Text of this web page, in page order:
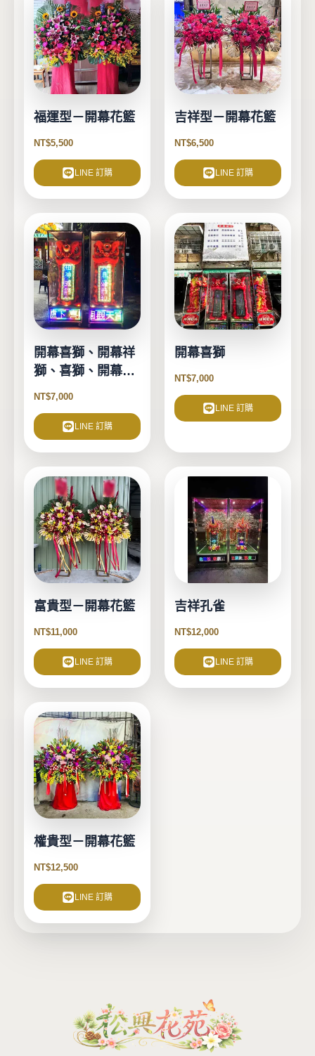
福運型－開幕花籃
NT$5,500
LINE 訂購
吉祥型－開幕花籃
NT$6,500
LINE 訂購
開幕喜獅、開幕祥
獅、喜獅、開幕、
動土、慶典活動、
NT$7,000
LINE 訂購
開幕喜獅
NT$7,000
LINE 訂購
富貴型－開幕花籃
NT$11,000
LINE 訂購
吉祥孔雀
NT$12,000
LINE 訂購
權貴型－開幕花籃
NT$12,500
LINE 訂購